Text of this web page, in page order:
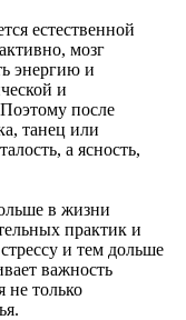
естественной
мозг
энергию и
и
после
танец или
а ясность,
в жизни
практик и
и тем дольше
важность
не только